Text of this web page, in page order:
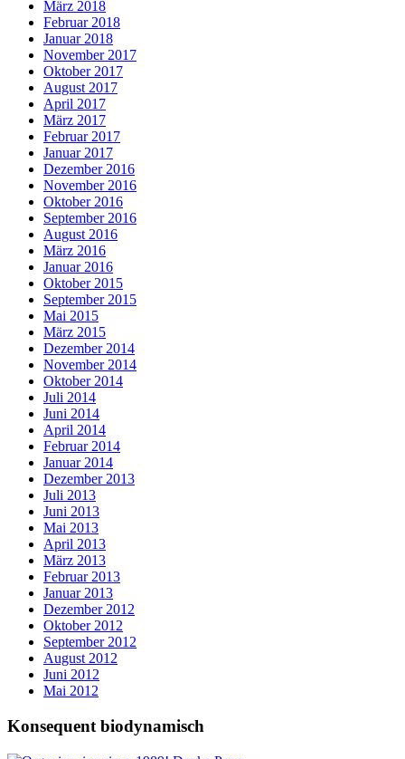
März 2018
Februar 2018
Januar 2018
November 2017
Oktober 2017
August 2017
April 2017
März 2017
Februar 2017
Januar 2017
Dezember 2016
November 2016
Oktober 2016
September 2016
August 2016
März 2016
Januar 2016
Oktober 2015
September 2015
Mai 2015
März 2015
Dezember 2014
November 2014
Oktober 2014
Juli 2014
Juni 2014
April 2014
Februar 2014
Januar 2014
Dezember 2013
Juli 2013
Juni 2013
Mai 2013
April 2013
März 2013
Februar 2013
Januar 2013
Dezember 2012
Oktober 2012
September 2012
August 2012
Juni 2012
Mai 2012
Konsequent biodynamisch